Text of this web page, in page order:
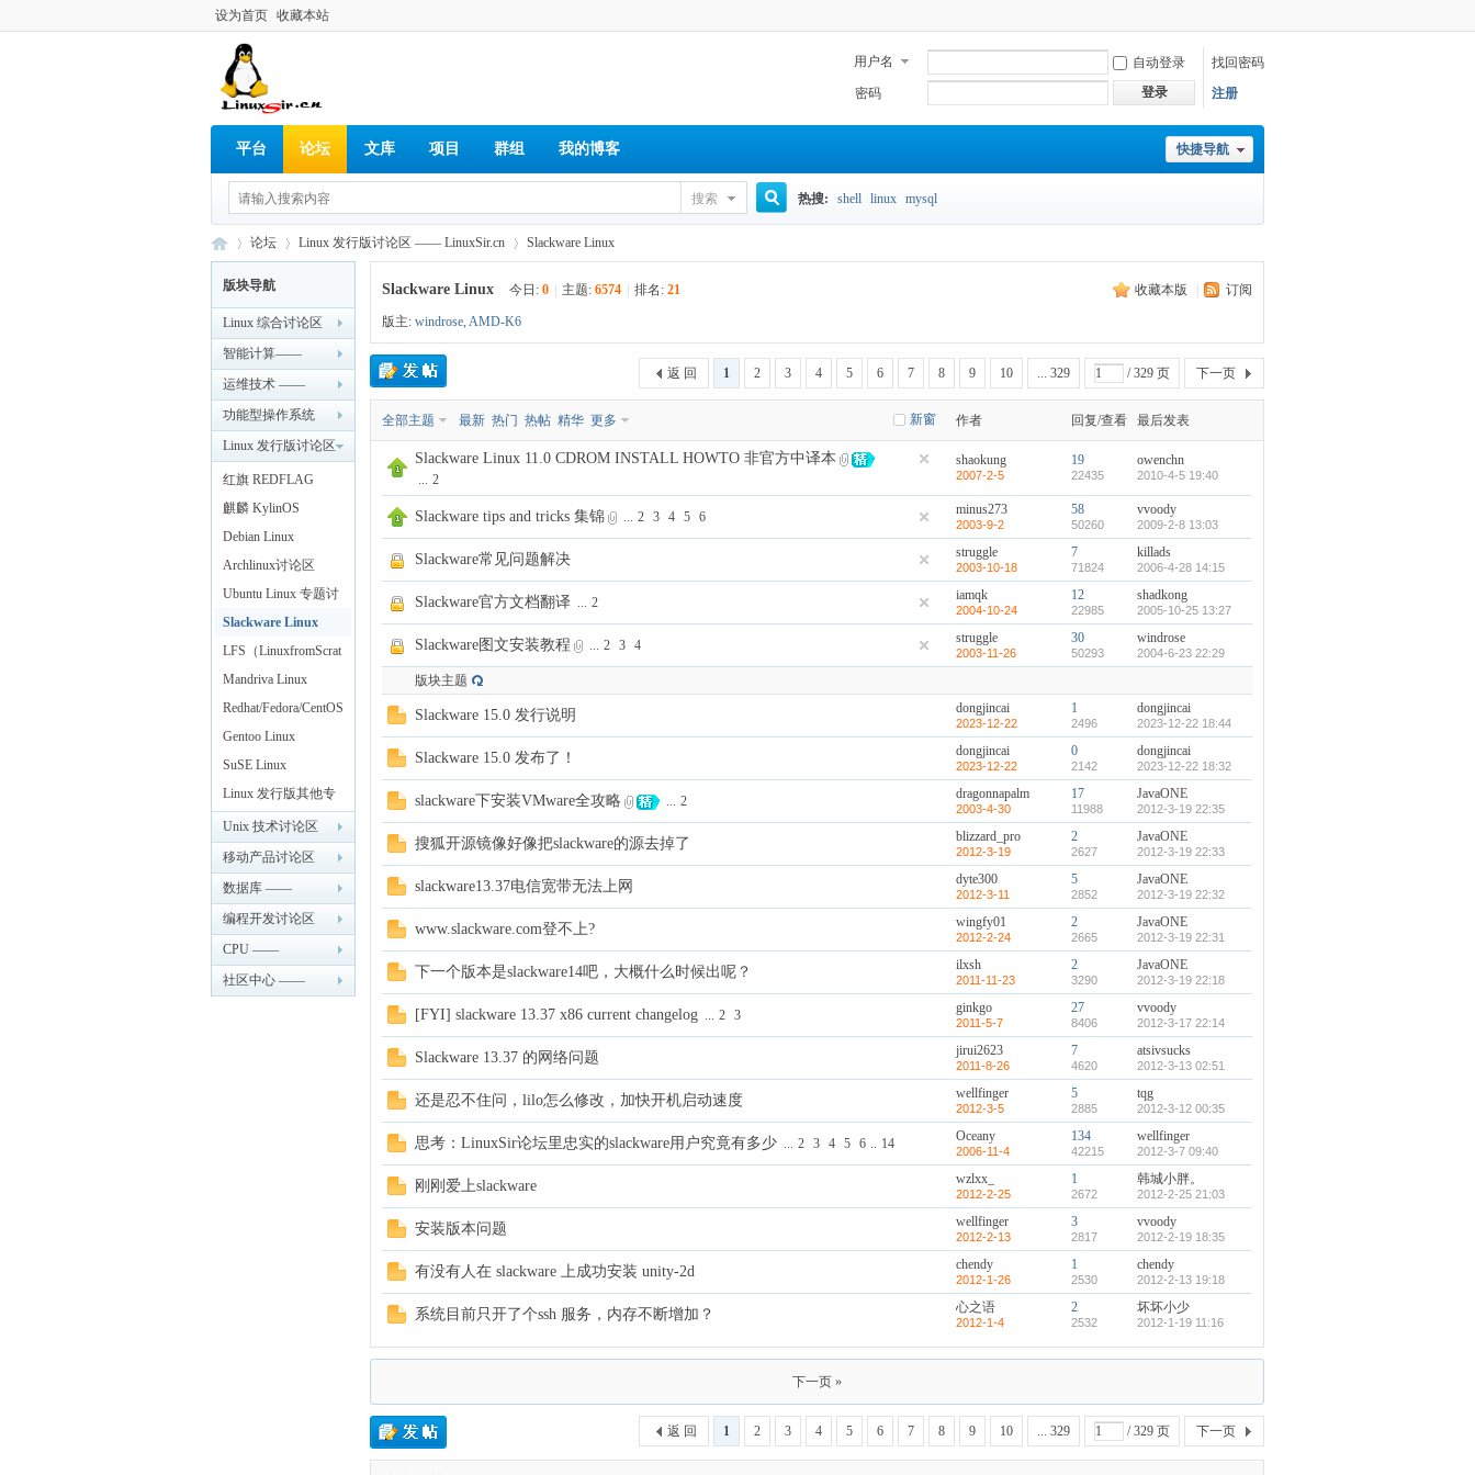
设为首页 收藏本站
用户名 自动登录
找回密码
密码
登录 注册
快捷导航
平台 论坛 文库 项目 群组 我的博客
搜索
搜
热搜: shell linux mysql
Lin
cn
»
论坛
›
Linux 发行版讨论区 —— LinuxSir.cn Slackware Linux
版块导航
Linux 综合讨论区
—— LinuxSir.cn
智能计算——
LinuxSir.cn
运维技术 ——
LinuxSir.cn
功能型操作系统
—— LinuxSir.cn
Linux 发行版讨论区
—— LinuxSir.cn
红旗 REDFLAG
Linux
麒麟 KylinOS
Debian Linux
Archlinux讨论区
Ubuntu Linux 专题讨
论
Slackware Linux
LFS（LinuxfromScrat
ch）
Mandriva Linux
Redhat/Fedora/CentOS
Linux
Gentoo Linux
SuSE Linux
Linux 发行版其他专
题
Unix 技术讨论区
—— LinuxSir.cn
移动产品讨论区
—— LinuxSir.cn
数据库 ——
LinuxSir.cn
编程开发讨论区
—— LinuxSir.cn
CPU ——
LinuxSir.cn
社区中心 ——
收藏本版 订阅
Slackware Linux 今日: 0 主题: 6574 排名: 21
版主: windrose, AMD-K6
1 2 3 4 5 6 7 8 9 10 ... 329 / 329 页 下一页
返 回
新窗
全部主题 最新 热门 热帖 精华 更多 作者 回复/查看 最后发表
Slackware Linux 11.0 CDROM INSTALL HOWTO 非官方中译本
... 2
shaokung
2007-2-5
19
22435
owenchn
2010-4-5 19:40
Slackware tips and tricks 集锦 ... 2 3 4 5 6 minus273
2003-9-2
58
50260
vvoody
2009-2-8 13:03
Slackware常见问题解决 struggle
2003-10-18
7
71824
killads
2006-4-28 14:15
Slackware官方文档翻译 ... 2 iamqk
2004-10-24
12
22985
shadkong
2005-10-25 13:27
Slackware图文安装教程 ... 2 3 4 struggle
2003-11-26
30
50293
windrose
2004-6-23 22:29
版块主题
Slackware 15.0 发行说明 dongjincai
2023-12-22
1
2496
dongjincai
2023-12-22 18:44
Slackware 15.0 发布了！ dongjincai
2023-12-22
0
2142
dongjincai
2023-12-22 18:32
slackware下安装VMware全攻略 ... 2 dragonnapalm
2003-4-30
17
11988
JavaONE
2012-3-19 22:35
搜狐开源镜像好像把slackware的源去掉了 blizzard_pro
2012-3-19
2
2627
JavaONE
2012-3-19 22:33
slackware13.37电信宽带无法上网 dyte300
2012-3-11
5
2852
JavaONE
2012-3-19 22:32
www.slackware.com登不上? wingfy01
2012-2-24
2
2665
JavaONE
2012-3-19 22:31
下一个版本是slackware14吧，大概什么时候出呢？ ilxsh
2011-11-23
2
3290
JavaONE
2012-3-19 22:18
[FYI] slackware 13.37 x86 current changelog ... 2 3 ginkgo
2011-5-7
27
8406
vvoody
2012-3-17 22:14
Slackware 13.37 的网络问题 jirui2623
2011-8-26
7
4620
atsivsucks
2012-3-13 02:51
还是忍不住问，lilo怎么修改，加快开机启动速度 wellfinger
2012-3-5
5
2885
tqg
2012-3-12 00:35
思考：LinuxSir论坛里忠实的slackware用户究竟有多少 ... 2 3 4 5 6 .. 14 Oceany
2006-11-4
134
42215
wellfinger
2012-3-7 09:40
刚刚爱上slackware wzlxx_
2012-2-25
1
2672
韩城小胖。
2012-2-25 21:03
安装版本问题 wellfinger
2012-2-13
3
2817
vvoody
2012-2-19 18:35
有没有人在 slackware 上成功安装 unity-2d chendy
2012-1-26
1
2530
chendy
2012-2-13 19:18
系统目前只开了个ssh 服务，内存不断增加？ 心之语
2012-1-4
2
2532
坏坏小少
2012-1-19 11:16
下一页 »
1 2 3 4 5 6 7 8 9 10 ... 329 / 329 页 下一页
返 回